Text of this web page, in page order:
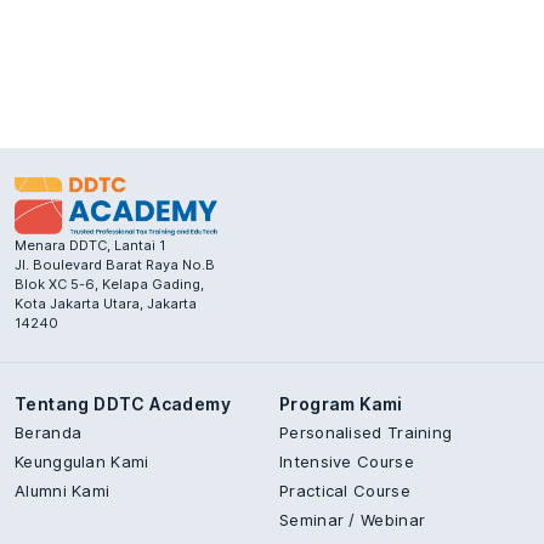
Menara DDTC, Lantai 1
Jl. Boulevard Barat Raya No.B
Blok XC 5-6, Kelapa Gading,
Kota Jakarta Utara, Jakarta
14240
Tentang DDTC Academy
Beranda
Keunggulan Kami
Alumni Kami
Program Kami
Personalised Training
Intensive Course
Practical Course
Seminar / Webinar